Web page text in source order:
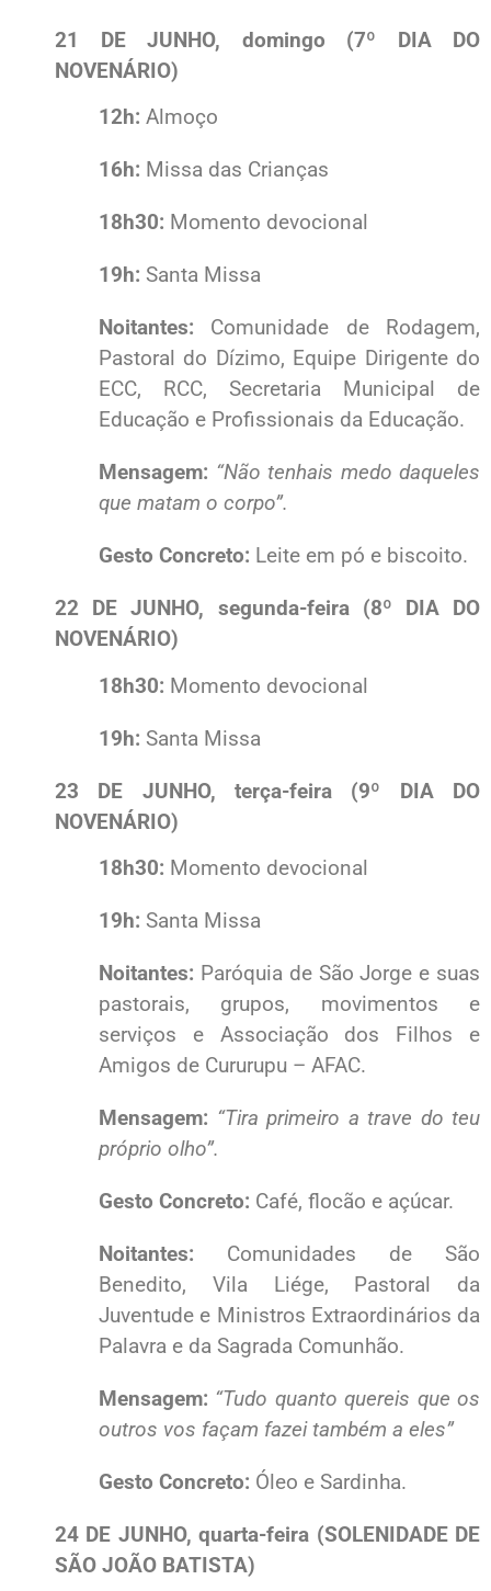
21 DE JUNHO, domingo (7º DIA DO
NOVENÁRIO)
12h: Almoço
16h: Missa das Crianças
18h30: Momento devocional
19h: Santa Missa
Noitantes: Comunidade de Rodagem,
Pastoral do Dízimo, Equipe Dirigente do
ECC, RCC, Secretaria Municipal de
Educação e Profissionais da Educação.
Mensagem: “Não tenhais medo daqueles
que matam o corpo”.
Gesto Concreto: Leite em pó e biscoito.
22 DE JUNHO, segunda-feira (8º DIA DO
NOVENÁRIO)
18h30: Momento devocional
19h: Santa Missa
23 DE JUNHO, terça-feira (9º DIA DO
NOVENÁRIO)
18h30: Momento devocional
19h: Santa Missa
Noitantes: Paróquia de São Jorge e suas
pastorais, grupos, movimentos e
serviços e Associação dos Filhos e
Amigos de Cururupu – AFAC.
Mensagem: “Tira primeiro a trave do teu
próprio olho”.
Gesto Concreto: Café, flocão e açúcar.
Noitantes: Comunidades de São
Benedito, Vila Liége, Pastoral da
Juventude e Ministros Extraordinários da
Palavra e da Sagrada Comunhão.
Mensagem: “Tudo quanto quereis que os
outros vos façam fazei também a eles”
Gesto Concreto: Óleo e Sardinha.
24 DE JUNHO, quarta-feira (SOLENIDADE DE
SÃO JOÃO BATISTA)